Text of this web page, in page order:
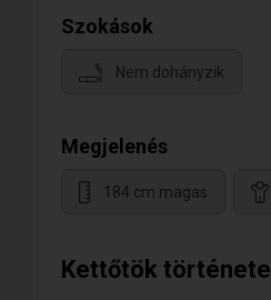
Kettőtök története
Szokások
Nem dohányzik
Megjelenés
184 cm magas